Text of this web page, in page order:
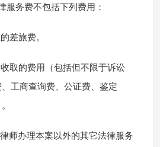
服务费不包括下列费用：
差旅费。
取的费用（包括但不限于诉讼
工商查询费、公证费、鉴定
师办理本案以外的其它法律服务